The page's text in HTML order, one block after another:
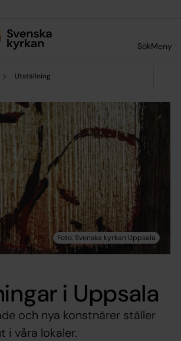
SökMeny
Utställning
i Uppsala
och nya konstnärer ställer
i våra lokaler.